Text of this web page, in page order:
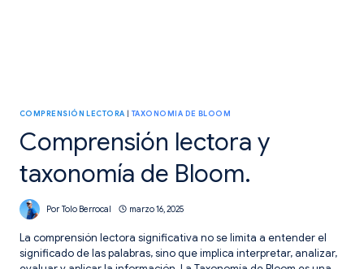
COMPRENSIÓN LECTORA |TAXONOMIA DE BLOOM
Comprensión lectora y
taxonomía de Bloom.
Por Tolo Berrocal marzo 16, 2025
La comprensión lectora significativa no se limita a entender el
significado de las palabras, sino que implica interpretar, analizar,